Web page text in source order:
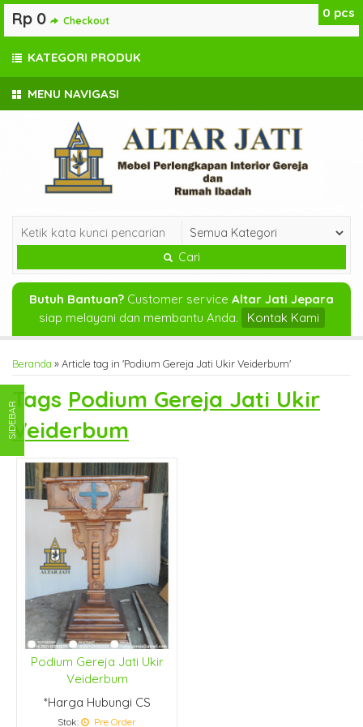
MENU NAVIGASI
Cari
Butuh Bantuan? Customer service Altar Jati Jepara
siap melayani dan membantu Anda.
Kontak Kami
Beranda »Article tag in 'Podium Gereja Jati Ukir Veiderbum'
Tags Podium Gereja Jati Ukir
Veiderbum
Podium Gereja Jati Ukir
Veiderbum
*Harga Hubungi CS
Stok: Pre Order
0 pcs
Rp 0 Checkout
KATEGORI PRODUK
SIDEBAR